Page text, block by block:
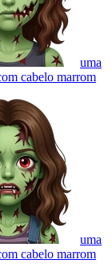
uma
cabelo marrom
uma
cabelo marrom